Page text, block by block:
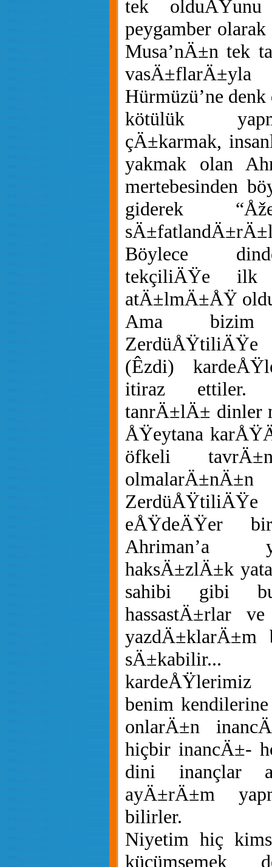
tek
peygamber
Musa’nÄ±n tek
Hürmüzü’ne
kötülük
çÄ±karmak,
yakmak olan
mertebesinden
giderek
Böylece
tekçiliÄŸe ilk
atÄ±lmÄ±ÅŸ
Ama
(Êzdi)
itiraz ettiler.
tanrÄ±lÄ± dinler
ÅŸeytana
öfkeli
eÅŸdeÄŸer
Ahriman’a
haksÄ±zlÄ±k
sahibi gibi
hassastÄ±rlar
yazdÄ±klarÄ±m
kardeÅŸlerimiz
benim
onlarÄ±n
hiçbir inancÄ±-
dini inançlar
ayÄ±rÄ±m
bilirler.
Niyetim hiç
küçümsemek